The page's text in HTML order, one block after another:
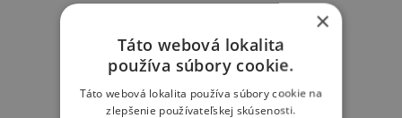
×
Táto webová lokalita
používa súbory cookie.
Táto webová lokalita používa súbory cookie na
zlepšenie používateľskej skúsenosti.